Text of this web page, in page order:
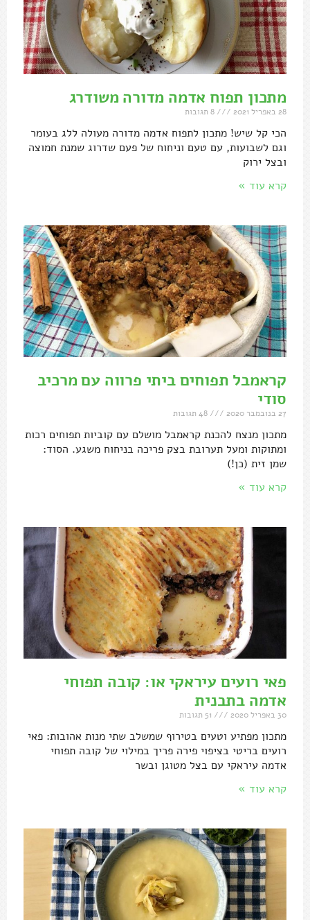
מתכון תפוח אדמה מדורה משודרג
28 באפריל 2021
הכי קל שיש! מתכון לתפוח אדמה מדורה מעולה ללג בעומר
וגם לשבועות, עם טעם וניחוח של פעם שדרוג שמנת חמוצה
ובצל ירוק
קרא עוד »
קראמבל תפוחים ביתי פרווה עם מרכיב
סודי
27 בנובמבר 2020
מתכון מנצח להכנת קראמבל מושלם עם קוביות תפוחים רכות
ומתוקות ומעל תערובת בצק פריכה בניחוח משגע. הסוד:
שמן זית (כן!)
קרא עוד »
פאי רועים עיראקי או: קובה תפוחי
אדמה בתבנית
30 באפריל 2020
מתכון מפתיע וטעים בטירוף שמשלב שתי מנות אהובות: פאי
רועים בריטי בציפוי פירה פריך במילוי של קובה תפוחי
אדמה עיראקי עם בצל מטוגן ובשר
קרא עוד »